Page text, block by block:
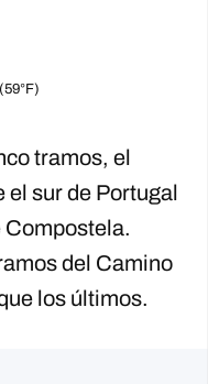
tramos, el
el sur de Portugal
Compostela.
del Camino
los últimos.